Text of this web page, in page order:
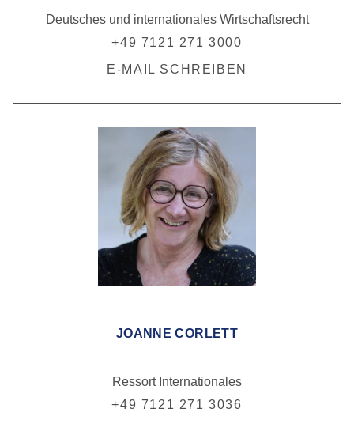
Deutsches und internationales Wirtschaftsrecht
+49 7121 271 3000
E-MAIL SCHREIBEN
JOANNE CORLETT
Ressort Internationales
+49 7121 271 3036